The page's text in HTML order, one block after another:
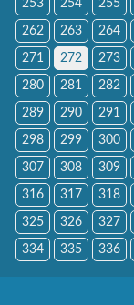
253 254 255
262 263 264
271 272 273
280 281 282
289 290 291
298 299 300
307 308 309
316 317 318
325 326 327
334 335 336